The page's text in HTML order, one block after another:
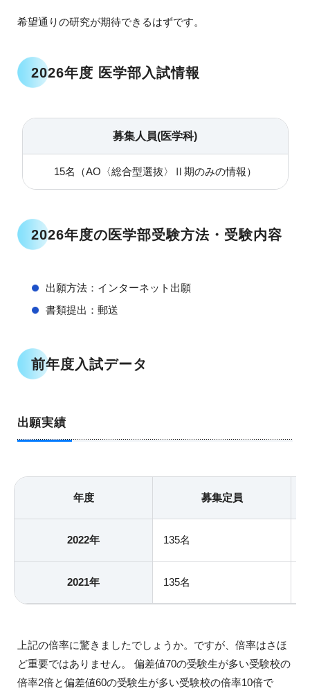
希望通りの研究が期待できるはずです。
2026年度 医学部入試情報
募集人員(医学科)
15名（AO〈総合型選抜〉Ⅱ期のみの情報）
2026年度の医学部受験方法・受験内容
出願方法：インターネット出願
書類提出：郵送
前年度入試データ
出願実績
年度 募集定員
2022年 135名
2021年 135名
上記の倍率に驚きましたでしょうか。ですが、倍率はさほ
ど重要ではありません。 偏差値70の受験生が多い受験校の
倍率2倍と偏差値60の受験生が多い受験校の倍率10倍で